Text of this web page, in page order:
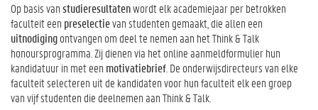
Op basis vanstudieresultatenwordt elk academiejaar per betrokken
faculteit een preselectievan studenten gemaakt, die allen een
uitnodigingontvangen om deel te nemen aan het Think & Talk
honoursprogramma. Zij dienen via het online aanmeldformulier hun
kandidatuur in met een motivatiebrief. De onderwijsdirecteurs van elke
faculteit selecteren uit de kandidaten voor hun faculteit elk een groep
van vijf studenten die deelnemen aan Think & Talk.